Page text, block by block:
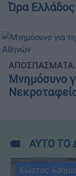
Ώρα
Μνημόσυνο
ΑΥΤΟ ΤΟ
Κώστας